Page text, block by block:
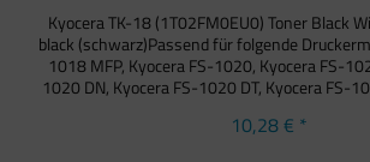
Kyocera TK-18 (1T02FM0EU0) Toner Black
black (schwarz)Passend für folgende
1018 MFP, Kyocera FS-1020, Kyocera FS-
1020 DN, Kyocera FS-1020 DT, Kyocera FS-
10,28 € *